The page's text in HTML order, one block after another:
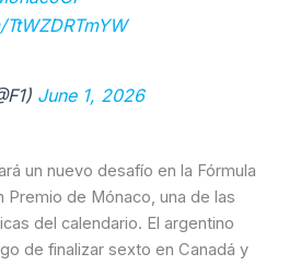
June 1, 2026
un nuevo desafío en la Fórmula
Premio de Mónaco, una de las
del calendario. El argentino
de finalizar sexto en Canadá y